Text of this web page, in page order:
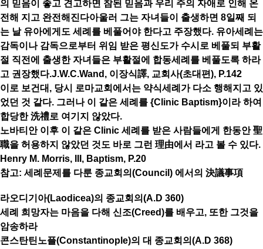
의 믿음이 좋고 견고하면 참된 믿음과 우리 주의 자애로 인해 온
전해 지고 완전해진다아울러 그는 자녀들이 출생하면 8일째 되
는 날 유아에게도 세례를 베풀어야 한다고 주장했다. 유아세례는
감독이나 감독으로부터 위임 받은 평신도가 수시로 베풀되 부활
절 직전에 출생한 자녀들은 부활절에 합동세례를 베풀도록 하라
고 권장했다.J.W.C.Wand, 이장식譯, 교회사(초대편), P.142
이로 보건대, 당시 로마교회에서는 약식세례가 다소 행해지고 있
었던 것 같다. 그러나 이 같은 세례를 {Clinic Baptism}이라 하여
합당한 洗禮로 여기지 않았다.
노바티안 이후 이 같은 Clinic 세례를 받은 사람들에게 한동안 聖
職을 허용하지 않았던 것도 바로 그런 理由에서 라고 볼 수 있다.
Henry M. Morris, III, Baptism, P.20
참고: 세례문제를 다룬 종교회의(Council) 에서의 決議事項
라오디기아(Laodicea)의 종교회의(A.D 360)
세례 희망자는 마음을 다해 신조(Creed)를 배우고, 또한 그것을
암송하라
콘스탄틴노플(Constantinople)의 대 종교회의(A.D 368)